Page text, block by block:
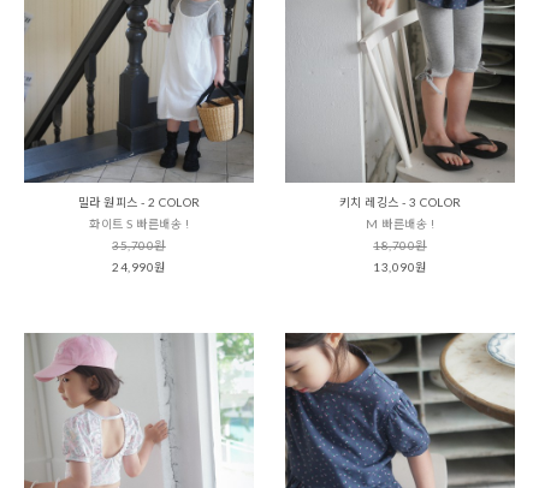
밀라 원피스 - 2 COLOR
화이트 S 빠른배송 !
35,700원
24,990원
키치 레깅스 - 3 COLOR
M 빠른배송 !
18,700원
13,090원